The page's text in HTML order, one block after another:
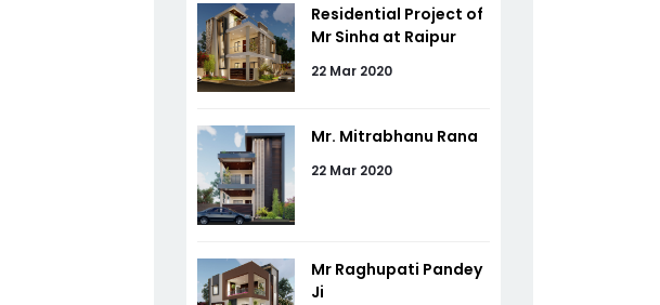
Residential Project of
Mr Sinha at Raipur
22 Mar 2020
Mr. Mitrabhanu Rana
22 Mar 2020
Mr Raghupati Pandey
Ji